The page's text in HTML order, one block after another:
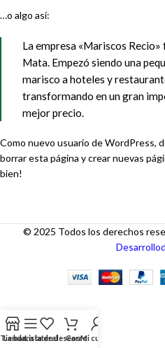
…o algo así:
La empresa «Mariscos
Mata. Empezó siendo una
marisco a hoteles y
transformando en un gran
mejor precio.
Como nuevo usuario de WordPress,
borrar esta página y crear nuevas
bien!
© 2025 Todos los derechos
Tienda
La barra lateral
Lista de deseos
CarroMi cuenta